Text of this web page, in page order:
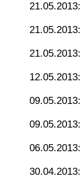
21.05.2013:
21.05.2013:
21.05.2013:
12.05.2013:
09.05.2013:
09.05.2013:
06.05.2013:
30.04.2013: